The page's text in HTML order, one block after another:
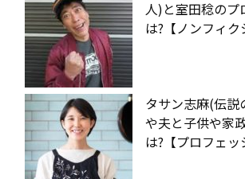
人)と室田稔のプ
は?【ノンフィク
タサン志麻(伝説
や夫と子供や家
は?【プロフェッ